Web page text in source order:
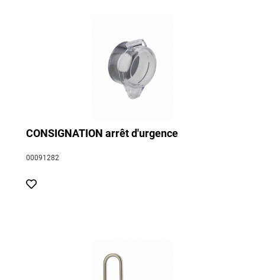
CONSIGNATION arrêt d'urgence
00091282